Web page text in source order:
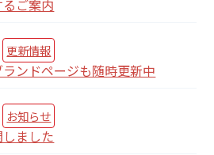
ご案内
更新情報
ンドページも随時更新中
お知らせ
ました